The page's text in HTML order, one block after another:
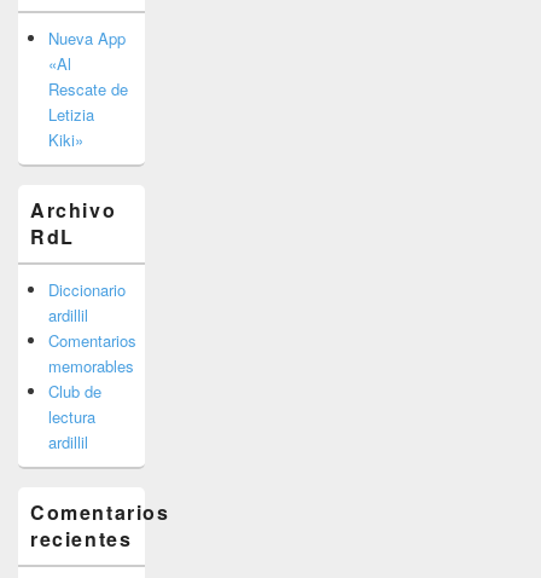
Nueva App
«Al
Rescate de
Letizia
Kiki»
Archivo
RdL
Diccionario
ardillil
Comentarios
memorables
Club de
lectura
ardillil
Comentarios
recientes